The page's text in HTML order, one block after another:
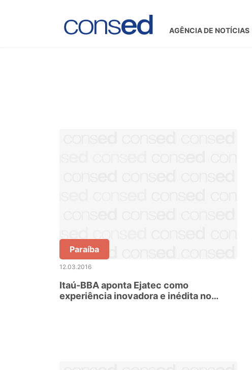
AGÊNCIA DE NOTÍCIAS
Paraíba
12.03.2016
Itaú-BBA aponta Ejatec como
experiência inovadora e inédita no